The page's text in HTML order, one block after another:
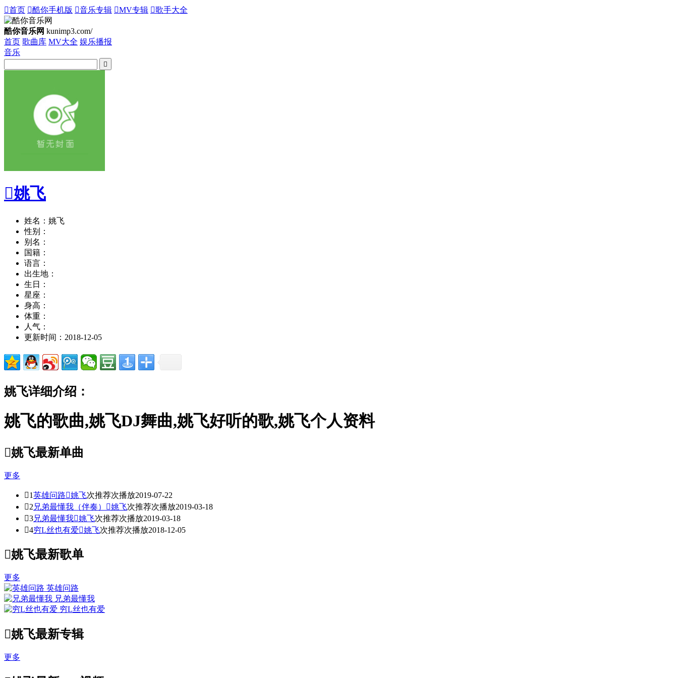
首页 酷你手机版 音乐专辑 MV专辑 歌手大全
酷你音乐网 kunimp3.com/
首页 歌曲库 MV大全 娱乐播报
音乐

姚飞
姓名：姚飞
性别：
别名：
国籍：
语言：
出生地：
生日：
星座：
身高：
体重：
人气：
更新时间：2018-12-05
姚飞详细介绍：
姚飞的歌曲,姚飞DJ舞曲,姚飞好听的歌,姚飞个人资料
姚飞最新单曲
更多
1英雄问路姚飞次推荐次播放2019-07-22
2 兄弟最懂我（伴奏） 姚飞次推荐次播放2019-03-18
3兄弟最懂我姚飞次推荐次播放2019-03-18
4穷L丝也有爱姚飞次推荐次播放2018-12-05
姚飞最新歌单
更多
英雄问路
兄弟最懂我
穷L丝也有爱
姚飞最新专辑
更多